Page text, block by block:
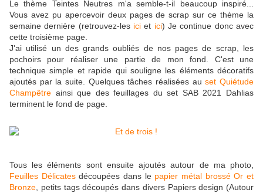
Le thème Teintes Neutres m'a semble-t-il beaucoup inspiré...
Vous avez pu apercevoir deux pages de scrap sur ce thème la
semaine dernière (retrouvez-les ici et ici) Je continue donc avec
cette troisième page.
J'ai utilisé un des grands oubliés de nos pages de scrap, les
pochoirs pour réaliser une partie de mon fond. C'est une
technique simple et rapide qui souligne les éléments décoratifs
ajoutés par la suite. Quelques tâches réalisées auset Quiétude
Champêtre ainsi que des feuillages du set SAB 2021 Dahlias
terminent le fond de page.
Tous les éléments sont ensuite ajoutés autour de ma photo,
Feuilles Délicatesdécoupées dans le papier métal brossé Or et
Bronze , petits tags découpés dans divers Papiers design (Autour